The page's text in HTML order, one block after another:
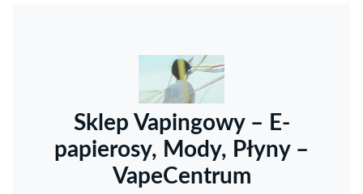
Sklep Vapingowy – E-
papierosy, Mody, Płyny –
VapeCentrum